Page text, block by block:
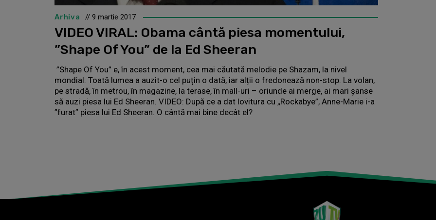
Arhiva // 9 martie 2017
VIDEO VIRAL: Obama cântă piesa momentului,
”Shape Of You” de la Ed Sheeran
”Shape Of You” e, în acest moment, cea mai căutată melodie pe Shazam, la nivel
mondial. Toată lumea a auzit-o cel puțin o dată, iar alții o fredonează non-stop. La volan,
pe stradă, în metrou, în magazine, la terase, în mall-uri – oriunde ai merge, ai mari șanse
să auzi piesa lui Ed Sheeran. VIDEO: După ce a dat lovitura cu „Rockabye”, Anne-Marie i-a
”furat” piesa lui Ed Sheeran. O cântă mai bine decât el?